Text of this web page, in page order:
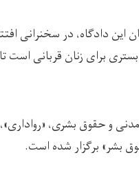
این دادگاه، در سخنرانی
برای زنان قربانی است
مدنی و حقوق بشری،
بشر» برگزار شده است.